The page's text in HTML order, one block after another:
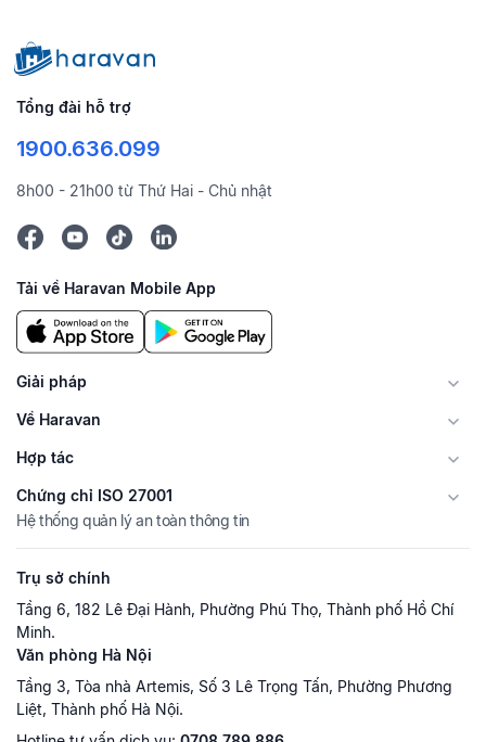
Tổng đài hỗ trợ
1900.636.099
8h00 - 21h00 từ Thứ Hai - Chủ nhật
Tải về Haravan Mobile App
Giải pháp
Về Haravan
Hợp tác
Chứng chỉ ISO 27001
Hệ thống quản lý an toàn thông tin
Trụ sở chính
Tầng 6, 182 Lê Đại Hành, Phường Phú Thọ, Thành phố Hồ Chí
Minh.
Văn phòng Hà Nội
Tầng 3, Tòa nhà Artemis, Số 3 Lê Trọng Tấn, Phường Phương
Liệt, Thành phố Hà Nội.